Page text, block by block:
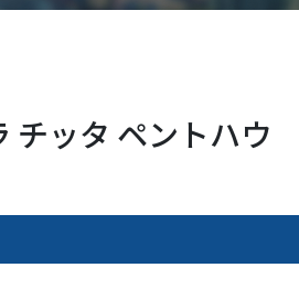
チッタ ペントハウ